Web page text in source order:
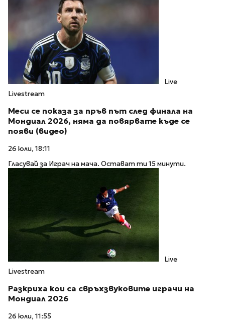
Live
Livestream
Меси се показа за пръв път след финала на
Мондиал 2026, няма да повярвате къде се
появи (видео)
26 юли, 18:11
Гласувай за Играч на мача. Остават ти 15 минути.
Live
Livestream
Разкриха кои са свръхзвуковите играчи на
Мондиал 2026
26 юли, 11:55